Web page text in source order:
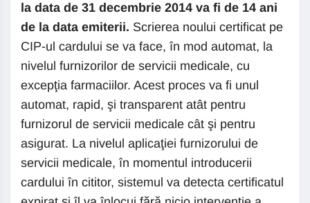
la data de 31 decembrie 2014 va fi de 14 ani
de la data emiterii. Scrierea noului certificat pe
CIP-ul cardului se va face, în mod automat, la
nivelul furnizorilor de servicii medicale, cu
excepţia farmaciilor. Acest proces va fi unul
automat, rapid, şi transparent atât pentru
furnizorul de servicii medicale cât şi pentru
asigurat. La nivelul aplicaţiei furnizorului de
servicii medicale, în momentul introducerii
cardului în cititor, sistemul va detecta certificatul